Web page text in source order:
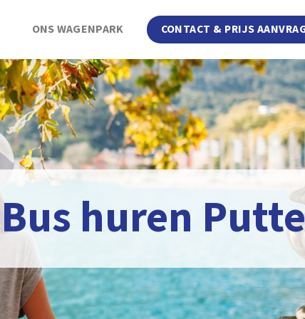
ONS WAGENPARK CONTACT & PRIJS
Bus huren Putte